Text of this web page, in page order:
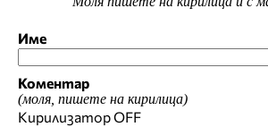
Име
Коментар
(моля, пишете на кирилица)
КирилизаторOFF